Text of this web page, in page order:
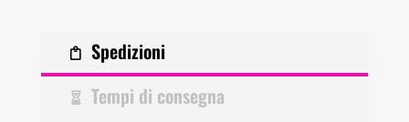
Spedizioni
Tempi di consegna